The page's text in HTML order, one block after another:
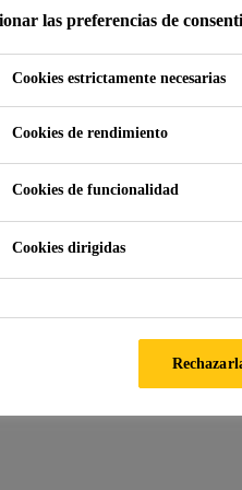
de membrana completamente
soluciones
un producto
las preferencias de
Cookies estrictamente necesarias
Cookies de rendimiento
Cookies de funcionalidad
Cookies dirigidas